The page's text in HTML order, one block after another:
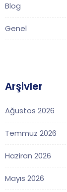
Blog
Genel
Arşivler
Ağustos 2026
Temmuz 2026
Haziran 2026
Mayıs 2026